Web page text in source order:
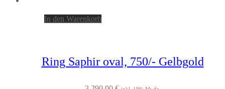
In den Warenkorb
Ring Saphir oval, 750/- Gelbgold